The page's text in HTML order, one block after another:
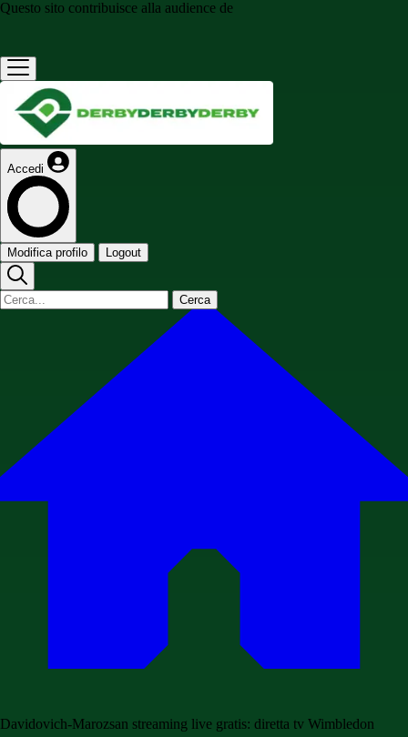
Questo sito contribuisce alla audience de
Accedi
Modifica profilo Logout
Cerca
Davidovich-Marozsan streaming live gratis: diretta tv Wimbledon